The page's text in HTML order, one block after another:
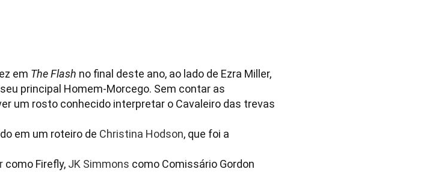
em The Flash no final deste ano, ao lado de Ezra Miller,
principal Homem-Morcego. Sem contar as
um rosto conhecido interpretar o Cavaleiro das trevas
em um roteiro de Christina Hodson, que foi a
como Firefly, JK Simmons como Comissário Gordon